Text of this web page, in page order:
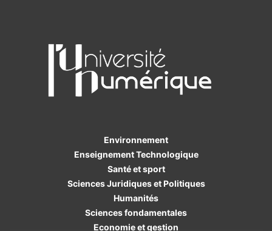
Environnement
Enseignement Technologique
Santé et sport
Sciences Juridiques et Politiques
Humanités
Sciences fondamentales
Economie et gestion